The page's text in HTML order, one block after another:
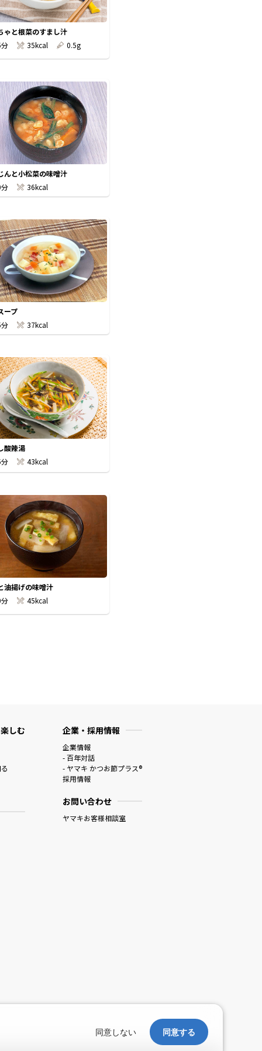
ゃと根菜のすまし汁
35kcal 0.5g
んと小松菜の味噌汁
36kcal
ープ
37kcal
酸辣湯
43kcal
油揚げの味噌汁
45kcal
しむ 企業・採用情報
企業情報
- 百年対話
- ヤマキ かつお節プラス®
採用情報
お問い合わせ
ヤマキお客様相談室
同意しない 同意する